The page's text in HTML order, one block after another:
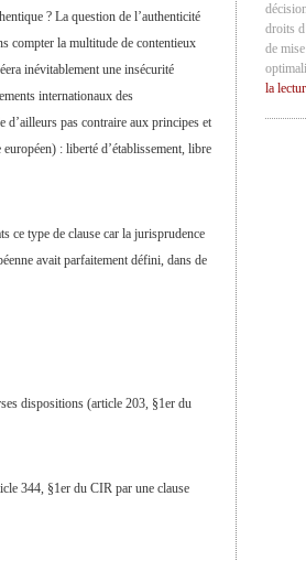
? La question de l’authenticité
compter la multitude de contentieux
inévitablement une insécurité
internationaux des
d’ailleurs pas contraire aux principes et
: liberté d’établissement, libre
ce type de clause car la jurisprudence
avait parfaitement défini, dans de
dispositions (article 203, §1er du
344, §1er du CIR par une clause
droits
de
la